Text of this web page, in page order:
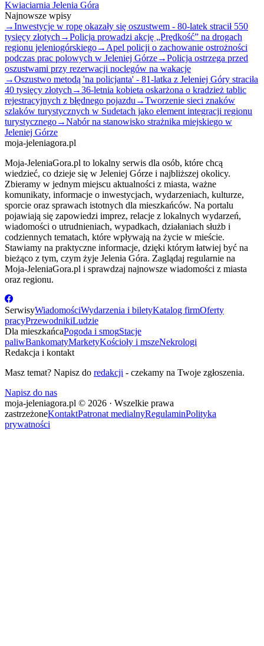
Kwiaciarnia Jelenia Góra
Najnowsze wpisy
→Inwestycje w ropę okazały się oszustwem - 80-latek stracił 550
tysięcy złotych →Policja prowadzi akcję „Prędkość” na drogach
regionu jeleniogórskiego→ Apel policji o zachowanie ostrożności
podczas prac polowych w Jeleniej Górze→Policja ostrzega przed
oszustwami przy rezerwacji noclegów na wakacje
→Oszustwo metodą 'na policjanta' - 81-latka z Jeleniej Góry straciła
40 tysięcy złotych →36-letnia kobieta oskarżona o kradzież tablic
rejestracyjnych z błędnego pojazdu →Tworzenie sieci znaków
szlaków turystycznych w Sudetach jako element integracji regionu
turystycznego→Nabór na stanowisko strażnika miejskiego w
Jeleniej Górze
moja-jeleniagora.pl
Moja-JeleniaGora.pl to lokalny serwis dla osób, które chcą
wiedzieć, co dzieje się w Jeleniej Górze i najbliższej okolicy.
Zbieramy w jednym miejscu aktualności z miasta, ważne
komunikaty, informacje o inwestycjach, wydarzeniach, kulturze,
sporcie oraz sprawach istotnych dla mieszkańców. Na portalu
pojawiają się zapowiedzi imprez, relacje z lokalnych wydarzeń,
wiadomości o utrudnieniach, wypadkach, działaniach służb i
codziennych tematach, które wpływają na życie w mieście.
Stawiamy na praktyczne informacje, dzięki którym łatwiej być na
bieżąco z tym, czym żyje Jelenia Góra. Zaglądaj regularnie na
Moja-JeleniaGora.pl i sprawdzaj najnowsze wiadomości z miasta
oraz regionu.
SerwisyWiadomościWydarzenia i biletyKatalog firmOferty
pracyPrzewodnikiLudzie
Dla mieszkańcaPogoda i smogStacje
paliwBankomatyMarketyKościoły i mszeNekrologi
Redakcja i kontakt
Masz temat? Napisz do redakcji - czekamy na Twoje zgłoszenia.
Napisz do nas
moja-jeleniagora.pl © 2026 · Wszelkie prawa
zastrzeżoneKontaktPatronat medialnyRegulaminPolityka
prywatności